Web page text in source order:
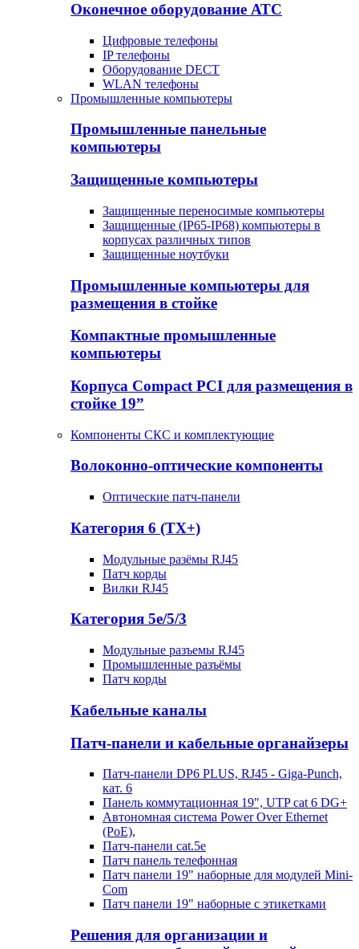
Оконечное оборудование АТС
Цифровые телефоны
IP телефоны
Оборудование DECT
WLAN телефоны
Промышленные компьютеры
Промышленные панельные
компьютеры
Защищенные компьютеры
Защищенные переносимые компьютеры
Защищенные (IP65-IP68) компьютеры в
корпусах различных типов
Защищенные ноутбуки
Промышленные компьютеры для
размещения в стойке
Компактные промышленные
компьютеры
Корпуса Compact PCI для размещения в
стойке 19”
Компоненты СКС и комплектующие
Волоконно-оптические компоненты
Оптические патч-панели
Категория 6 (TX+)
Модульные разёмы RJ45
Патч корды
Вилки RJ45
Категория 5е/5/3
Модульные разъемы RJ45
Промышленные разъёмы
Патч корды
Кабельные каналы
Патч-панели и кабельные органайзеры
Патч-панели DP6 PLUS, RJ45 - Giga-Punch,
кат. 6
Панель коммутационная 19", UTP cat 6 DG+
Автономная система Power Over Ethernet
(PoE),
Патч-панели cat.5e
Патч панель телефонная
Патч панели 19" наборные для модулей Mini-
Com
Патч панели 19" наборные с этикетками
Решения для организации и